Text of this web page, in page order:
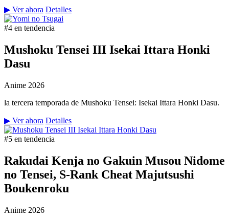
▶ Ver ahora Detalles
#4 en tendencia
Mushoku Tensei III Isekai Ittara Honki
Dasu
Anime 2026
la tercera temporada de Mushoku Tensei: Isekai Ittara Honki Dasu.
▶ Ver ahora Detalles
#5 en tendencia
Rakudai Kenja no Gakuin Musou Nidome
no Tensei, S-Rank Cheat Majutsushi
Boukenroku
Anime 2026